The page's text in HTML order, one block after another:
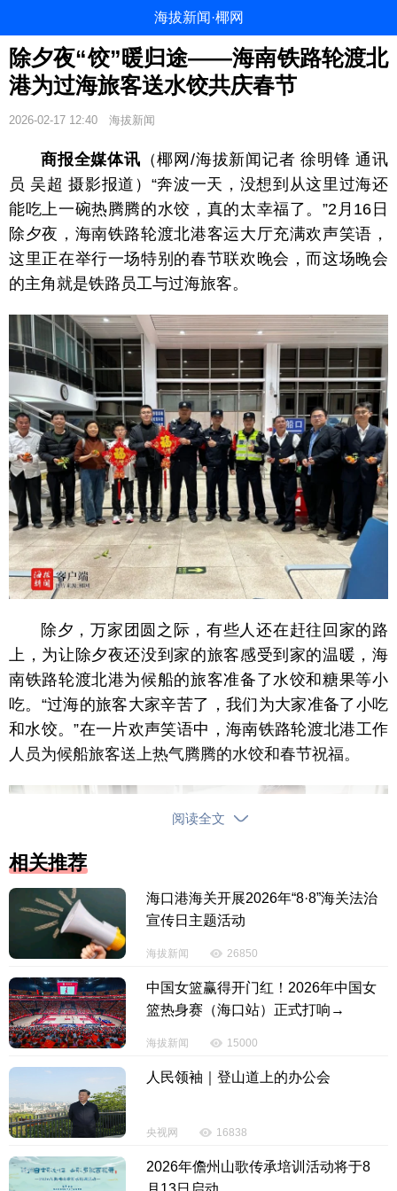
海拔新闻·椰网
除夕夜“饺”暖归途——海南铁路轮渡北
港为过海旅客送水饺共庆春节
2026-02-17 12:40 海拔新闻
商报全媒体讯 （椰网/海拔新闻记者 徐明锋 通讯
员 吴超 摄影报道）“奔波一天，没想到从这里过海还
能吃上一碗热腾腾的水饺，真的太幸福了。”2月16日
除夕夜，海南铁路轮渡北港客运大厅充满欢声笑语，
这里正在举行一场特别的春节联欢晚会，而这场晚会
的主角就是铁路员工与过海旅客。
除夕，万家团圆之际，有些人还在赶往回家的路
上，为让除夕夜还没到家的旅客感受到家的温暖，海
南铁路轮渡北港为候船的旅客准备了水饺和糖果等小
吃。“过海的旅客大家辛苦了，我们为大家准备了小吃
和水饺。”在一片欢声笑语中，海南铁路轮渡北港工作
人员为候船旅客送上热气腾腾的水饺和春节祝福。
“谢谢你们送的水饺，让我们感受到了家的温
暖。”客运大厅铁路工作人员与过海旅客欢聚一堂，互
年味。
阅读全文
相关推荐
海口港海关开展2026年“8·8”海关法治
宣传日主题活动
海拔新闻 26850
中国女篮赢得开门红！2026年中国女
篮热身赛（海口站）正式打响→
海拔新闻 15000
人民领袖｜登山道上的办公会
央视网 16838
2026年儋州山歌传承培训活动将于8